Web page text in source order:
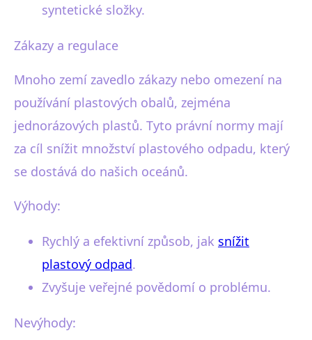
syntetické složky.
Zákazy a regulace
Mnoho zemí zavedlo zákazy nebo omezení na
používání plastových obalů, zejména
jednorázových plastů. Tyto právní normy mají
za cíl snížit množství plastového odpadu, který
se dostává do našich oceánů.
Výhody:
Rychlý a efektivní způsob, jak snížit
plastový odpad.
Zvyšuje veřejné povědomí o problému.
Nevýhody: